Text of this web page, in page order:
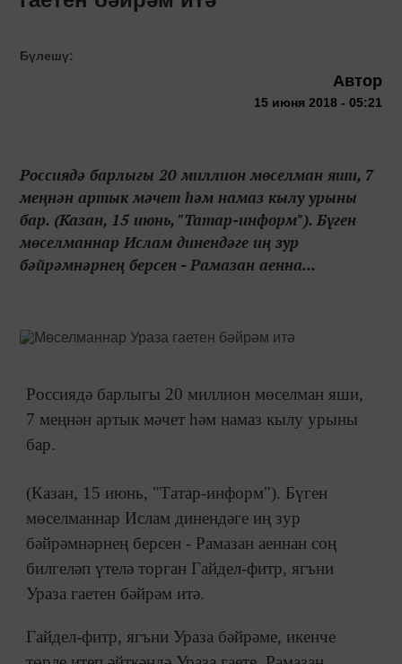
Бүлешү:
Автор
15 июня 2018 - 05:21
Россиядә барлыгы 20 миллион мөселман яши, 7
меңнән артык мәчет һәм намаз кылу урыны
бар. (Казан, 15 июнь, "Татар-информ"). Бүген
мөселманнар Ислам динендәге иң зур
бәйрәмнәрнең берсен - Рамазан аенна...
Россиядә барлыгы 20 миллион мөселман яши,
7 меңнән артык мәчет һәм намаз кылу урыны
бар.
(Казан, 15 июнь, "Татар-информ"). Бүген
мөселманнар Ислам динендәге иң зур
бәйрәмнәрнең берсен - Рамазан аеннан соң
билгеләп үтелә торган Гайдел-фитр, ягъни
Ураза гаетен бәйрәм итә.
Гайдел-фитр, ягъни Ураза бәйрәме, икенче